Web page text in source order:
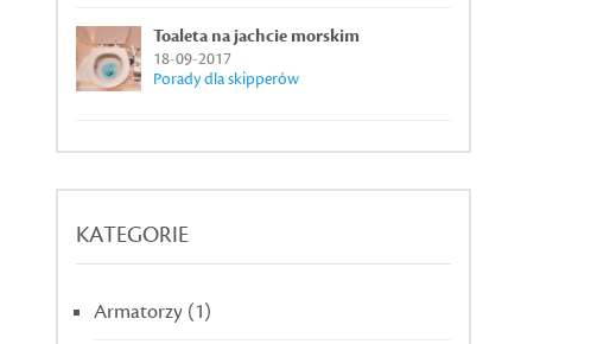
Toaleta na jachcie morskim
18-09-2017
Porady dla skipperów
KATEGORIE
Armatorzy (1)